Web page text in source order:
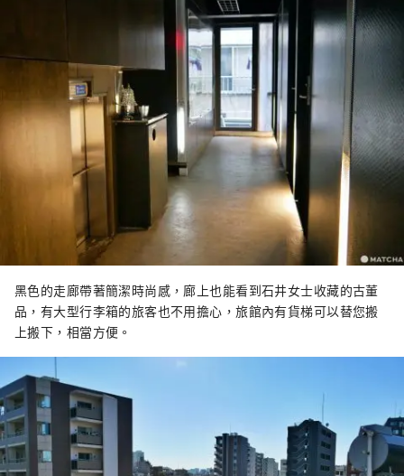
黑色的走廊帶著簡潔時尚感，廊上也能看到石井女士收藏的古董
品，有大型行李箱的旅客也不用擔心，旅館內有貨梯可以替您搬
上搬下，相當方便。